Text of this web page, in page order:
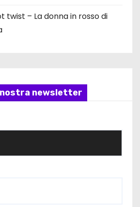
twist – La donna in rosso di
newsletter